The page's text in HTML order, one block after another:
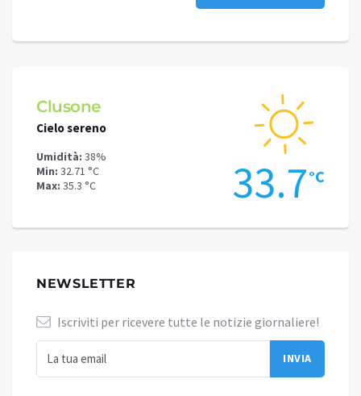
Schilpario
Cielo sereno
27.41 °C
31.27 °C
NEWSLETTER
Iscriviti per ricevere tutte le notizie giornaliere!